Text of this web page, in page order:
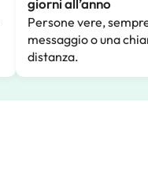
giorni all’anno
Persone vere,
messaggio o una
distanza.